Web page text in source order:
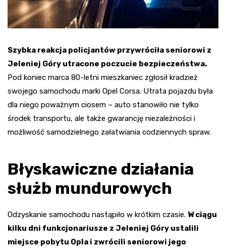
Szybka reakcja policjantów przywróciła seniorowi z
Jeleniej Góry utracone poczucie bezpieczeństwa.
Pod koniec marca 80-letni mieszkaniec zgłosił kradzież
swojego samochodu marki Opel Corsa. Utrata pojazdu była
dla niego poważnym ciosem – auto stanowiło nie tylko
środek transportu, ale także gwarancję niezależności i
możliwość samodzielnego załatwiania codziennych spraw.
Błyskawiczne działania
służb mundurowych
Odzyskanie samochodu nastąpiło w krótkim czasie. W ciągu
kilku dni funkcjonariusze z Jeleniej Góry ustalili
miejsce pobytu Opla i zwrócili seniorowi jego